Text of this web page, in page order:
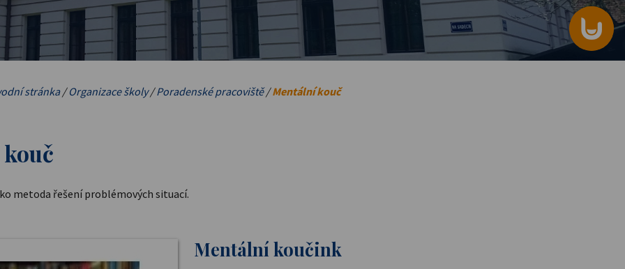
stránka/Organizace školy/Poradenské pracoviště/Mentální kouč
metoda řešení problémových situací.
Mentální koučink